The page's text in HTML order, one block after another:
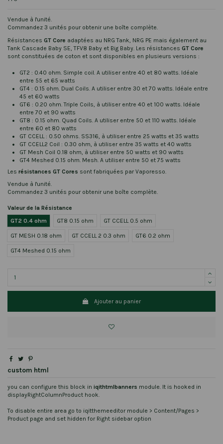
Vendue à l'unité.
Commandez 3 unités pour obtenir une boîte complète.
Résistances GT Core adaptées au NRG Tank, NRG PE mais également au
Tank Cascade Baby SE, TFV8 Baby et Big Baby. Les résistances GT Core
sont constituées de coton et sont disponibles en plusieurs versions :
GT2 : 0.40 ohm. Simple coil. A utiliser entre 40 et 80 watts. Idéale
entre 55 et 65 watts
GT4 : 0.15 ohm. Dual Coils. A utiliser entre 30 et 70 watts. Idéale entre
45 et 60 watts
GT6 : 0.20 ohm. Triple Coils, à utiliser entre 40 et 100 watts. Idéale
entre 70 et 90 watts
GT8 : 0.15 ohm. Quad Coils. A utiliser entre 50 et 110 watts. Idéale
entre 60 et 80 watts
GT CCELL : 0.50 ohms. SS316, à utiliser entre 25 watts et 35 watts
GT CCELL2 Coil : 0.30 ohm, à utiliser entre 35 watts et 40 watts
GT Mesh Coil 0.18 ohm, à utiliser entre 50 watts et 90 watts
GT4 Meshed 0.15 ohm. Mesh. A utiliser entre 50 et 75 watts
Les résistances GT Cores sont fabriquées par Vaporesso.
Vendue à l'unité.
Commandez 3 unités pour obtenir une boîte complète.
Valeur de la Résistance
GT2 0.4 ohm
GT8 0.15 ohm GT CCELL 0.5 ohm
GT MESH 0.18 ohm GT CCELL 2 0.3 ohm GT6 0.2 ohm
GT4 Meshed 0.15 ohm
Ajouter au panier
custom html
you can configure this block in iqithtmlbanners module. It is hooked in
displayRightColumnProduct hook.
To disable entire area go to iqitthemeeditor module > Content/Pages >
Product page and set hidden for Right sidebar option